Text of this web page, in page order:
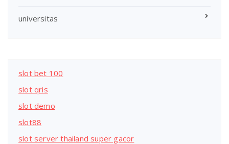
universitas
slot bet 100
slot qris
slot demo
slot88
slot server thailand super gacor